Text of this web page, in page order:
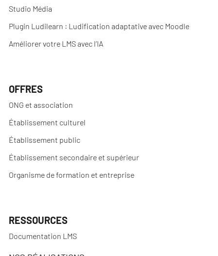
Studio Média
Plugin Ludilearn : Ludification adaptative avec Moodle
Améliorer votre LMS avec l’IA
OFFRES
ONG et association
Établissement culturel
Établissement public
Établissement secondaire et supérieur
Organisme de formation et entreprise
RESSOURCES
Documentation LMS